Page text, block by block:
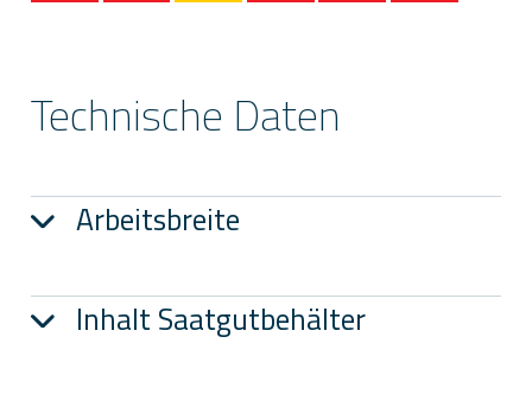
Technische Daten
Arbeitsbreite
Inhalt Saatgutbehälter